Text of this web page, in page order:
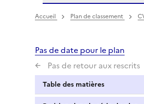
recherche
Accueil Plan de classement
Pas de date pour le plan
Pas de retour aux rescrits
Table des matières